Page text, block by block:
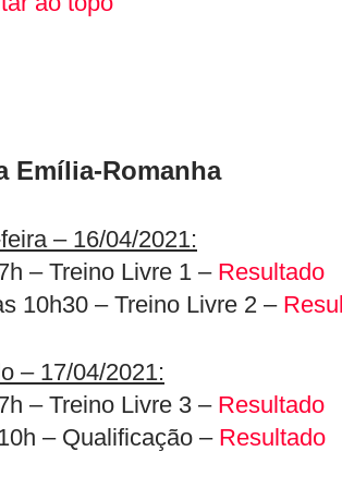
Emília-Romanha
– 16/04/2021:
– Treino Livre 1 – Resultado
10h30 – Treino Livre 2 –
– 17/04/2021:
– Treino Livre 3 – Resultado
– Qualificação – Resultado